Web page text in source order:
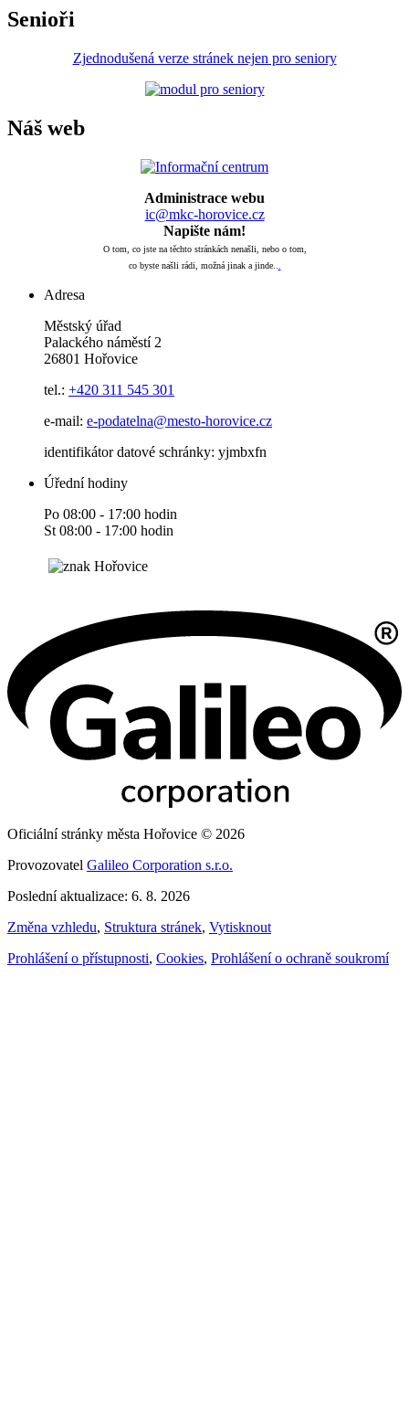
Senioři
Zjednodušená verze stránek nejen pro seniory
Náš web
Administrace webu
ic@mkc-horovice.cz
Napište nám!
O tom, co jste na těchto stránkách nenašli, nebo o tom,
co byste našli rádi, možná jinak a jinde..
Adresa
Městský úřad
Palackého náměstí 2
26801 Hořovice
tel.: +420 311 545 301
e-mail: e-podatelna@mesto-horovice.cz
identifikátor datové schránky: yjmbxfn
Úřední hodiny
Po 08:00 - 17:00 hodin
St 08:00 - 17:00 hodin
Oficiální stránky města Hořovice © 2026
Provozovatel Galileo Corporation s.r.o.
Poslední aktualizace: 6. 8. 2026
Změna vzhledu, Struktura stránek, Vytisknout
Prohlášení o přístupnosti, Cookies, Prohlášení o ochraně soukromí